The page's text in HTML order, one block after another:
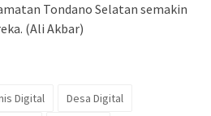
Tondano Selatan semakin
(Ali Akbar)
Digital
Desa Digital